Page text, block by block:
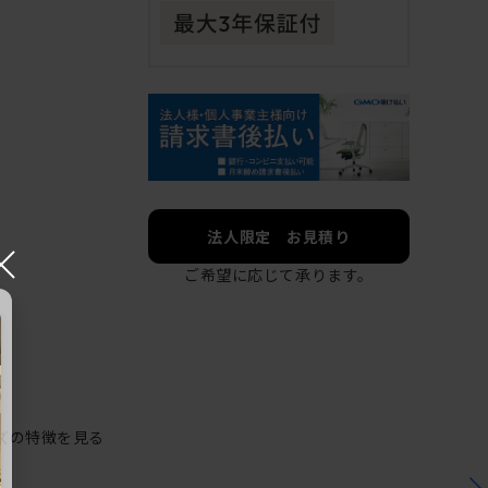
法人限定 お見積り
ご希望に応じて承ります。
の特徴を見る